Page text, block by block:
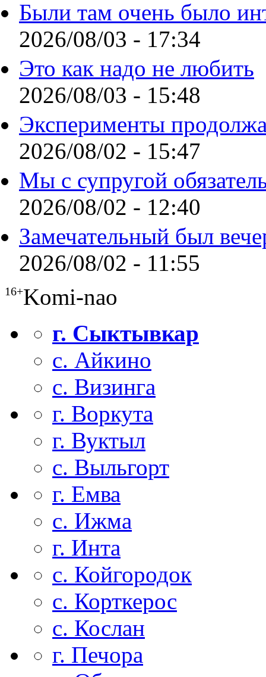
Были там очень было
2026/08/03 - 17:34
Это как надо не любить
2026/08/03 - 15:48
Эксперименты
2026/08/02 - 15:47
Мы с супругой
2026/08/02 - 12:40
Замечательный был
2026/08/02 - 11:55
16+Komi-nao
г. Сыктывкар
с. Айкино
с. Визинга
г. Воркута
г. Вуктыл
с. Выльгорт
г. Емва
с. Ижма
г. Инта
с. Койгородок
с. Корткерос
с. Кослан
г. Печора